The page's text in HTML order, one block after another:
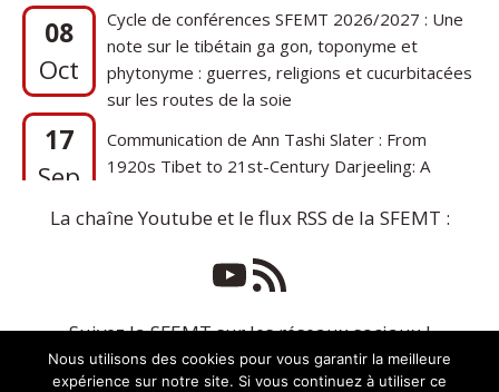
08
Oct
note sur le tibétain ga gon, toponyme et
phytonyme : guerres, religions et cucurbitacées
sur les routes de la soie
17
Sep
1920s Tibet to 21st-Century Darjeeling: A
Tibetan Family History
La chaîne Youtube et le flux RSS de la SFEMT :
Suivez la SFEMT sur les réseaux sociaux !
Nous utilisons des cookies pour vous garantir la meilleure
expérience sur notre site. Si vous continuez à utiliser ce